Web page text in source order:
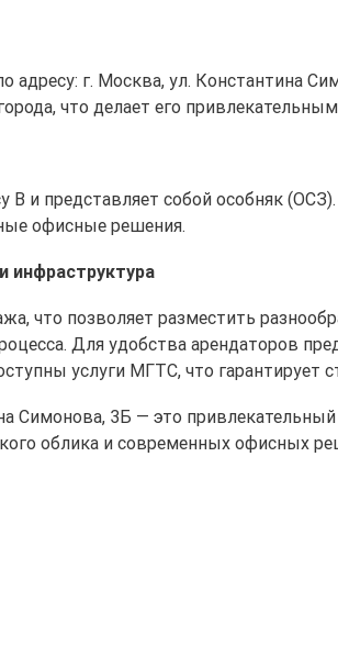
адресу: г. Москва, ул. Константина
что делает его
B и представляет собой особняк
офисные решения.
инфраструктура
что позволяет разместить
Для удобства арендаторов
услуги МГТС, что гарантирует
Симонова, 3Б — это
облика и современных офисных